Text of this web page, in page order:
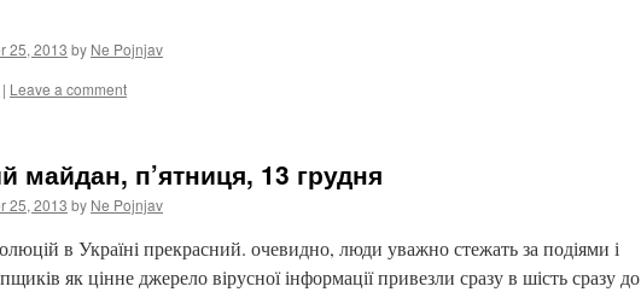
25, 2013 by Ne Pojnjav
| Leave a comment
майдан, п’ятниця, 13 грудня
25, 2013 by Ne Pojnjav
в Україні прекрасний. очевидно, люди уважно стежать за подіями і
як цінне джерело вірусної інформації привезли сразу в шість сразу до